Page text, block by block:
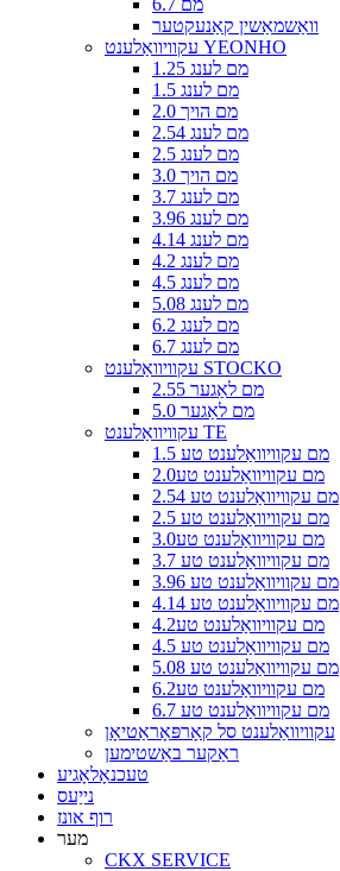
6.7 מם
וואַשמאַשין קאַנעקטער
עקוויוואַלענט YEONHO
1.25 מם לענג
1.5 מם לענג
2.0 מם הויך
2.54 מם לענג
2.5 מם לענג
3.0 מם הויך
3.7 מם לענג
3.96 מם לענג
4.14 מם לענג
4.2 מם לענג
4.5 מם לענג
5.08 מם לענג
6.2 מם לענג
6.7 מם לענג
עקוויוואַלענט STOCKO
2.55 מם לאַגער
5.0 מם לאַגער
עקוויוואַלענט TE
1.5 מם עקוויוואַלענט טע
2.0מם עקוויוואַלענט טע
2.54 מם עקוויוואַלענט טע
2.5 מם עקוויוואַלענט טע
3.0מם עקוויוואַלענט טע
3.7 מם עקוויוואַלענט טע
3.96 מם עקוויוואַלענט טע
4.14 מם עקוויוואַלענט טע
4.2מם עקוויוואַלענט טע
4.5 מם עקוויוואַלענט טע
5.08 מם עקוויוואַלענט טע
6.2מם עקוויוואַלענט טע
6.7 מם עקוויוואַלענט טע
עקוויוואַלענט סל קאָרפּאָראַטיאָן
ראַקער באַשטימען
טעכנאָלאָגיע
נייַעס
רוף אונז
מער
CKX SERVICE